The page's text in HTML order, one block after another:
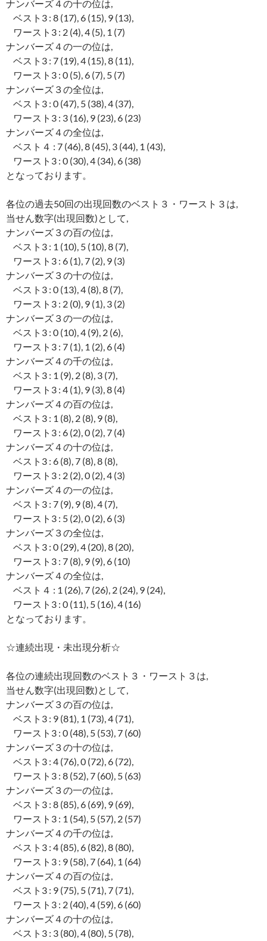
ナンバーズ４の十の位は,
ベスト3 : 8 (17), 6 (15), 9 (13),
ワースト3 : 2 (4), 4 (5), 1 (7)
ナンバーズ４の一の位は,
ベスト3 : 7 (19), 4 (15), 8 (11),
ワースト3 : 0 (5), 6 (7), 5 (7)
ナンバーズ３の全位は,
ベスト3 : 0 (47), 5 (38), 4 (37),
ワースト3 : 3 (16), 9 (23), 6 (23)
ナンバーズ４の全位は,
ベスト４ : 7 (46), 8 (45), 3 (44), 1 (43),
ワースト3 : 0 (30), 4 (34), 6 (38)
となっております。
各位の過去50回の出現回数のベスト３・ワースト３は,
当せん数字(出現回数)として,
ナンバーズ３の百の位は,
ベスト3 : 1 (10), 5 (10), 8 (7),
ワースト3 : 6 (1), 7 (2), 9 (3)
ナンバーズ３の十の位は,
ベスト3 : 0 (13), 4 (8), 8 (7),
ワースト3 : 2 (0), 9 (1), 3 (2)
ナンバーズ３の一の位は,
ベスト3 : 0 (10), 4 (9), 2 (6),
ワースト3 : 7 (1), 1 (2), 6 (4)
ナンバーズ４の千の位は,
ベスト3 : 1 (9), 2 (8), 3 (7),
ワースト3 : 4 (1), 9 (3), 8 (4)
ナンバーズ４の百の位は,
ベスト3 : 1 (8), 2 (8), 9 (8),
ワースト3 : 6 (2), 0 (2), 7 (4)
ナンバーズ４の十の位は,
ベスト3 : 6 (8), 7 (8), 8 (8),
ワースト3 : 2 (2), 0 (2), 4 (3)
ナンバーズ４の一の位は,
ベスト3 : 7 (9), 9 (8), 4 (7),
ワースト3 : 5 (2), 0 (2), 6 (3)
ナンバーズ３の全位は,
ベスト3 : 0 (29), 4 (20), 8 (20),
ワースト3 : 7 (8), 9 (9), 6 (10)
ナンバーズ４の全位は,
ベスト４ : 1 (26), 7 (26), 2 (24), 9 (24),
ワースト3 : 0 (11), 5 (16), 4 (16)
となっております。
☆連続出現・未出現分析☆
各位の連続出現回数のベスト３・ワースト３は,
当せん数字(出現回数)として,
ナンバーズ３の百の位は,
ベスト3 : 9 (81), 1 (73), 4 (71),
ワースト3 : 0 (48), 5 (53), 7 (60)
ナンバーズ３の十の位は,
ベスト3 : 4 (76), 0 (72), 6 (72),
ワースト3 : 8 (52), 7 (60), 5 (63)
ナンバーズ３の一の位は,
ベスト3 : 8 (85), 6 (69), 9 (69),
ワースト3 : 1 (54), 5 (57), 2 (57)
ナンバーズ４の千の位は,
ベスト3 : 4 (85), 6 (82), 8 (80),
ワースト3 : 9 (58), 7 (64), 1 (64)
ナンバーズ４の百の位は,
ベスト3 : 9 (75), 5 (71), 7 (71),
ワースト3 : 2 (40), 4 (59), 6 (60)
ナンバーズ４の十の位は,
ベスト3 : 3 (80), 4 (80), 5 (78),